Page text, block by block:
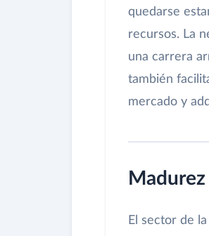
quedarse
recursos. La
una carrera
también
mercado y
El sector de